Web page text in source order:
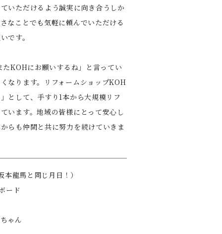
いただけるよう誠実に向き合うしか
なことでも気軽に頼んでいただける
です。
たKOHにお願いするね」と言ってい
なります。リフォームショップKOH
として、手すり1本から大規模リフ
います。地域の皆様にとって安心し
らも仲間と共に努力を続けていきま
⿓⾺と同じ⽉⽇！）
ード
ゃん